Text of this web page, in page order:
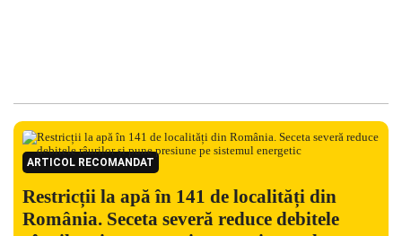
ARTICOL RECOMANDAT
Restricții la apă în 141 de localități din
România. Seceta severă reduce debitele